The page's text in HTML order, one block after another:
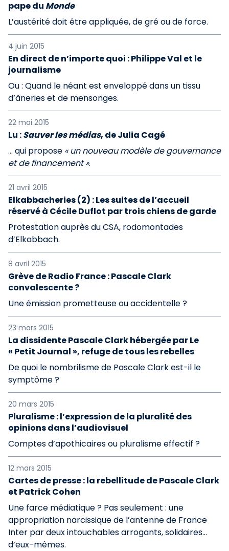
pape du Monde
L’austérité doit être appliquée, de gré ou de force.
4 juin 2015
En direct de n’importe quoi : Philippe Val et le
journalisme
Ou : Quand le néant est enveloppé dans un tissu
d’âneries et de mensonges.
22 mai 2015
Lu :Sauver les médias, de Julia Cagé
… qui propose « un nouveau modèle de gouvernance
et de financement ».
21 avril 2015
Elkabbacheries (2) : Les suites de l’accueil
réservé à Cécile Duflot par trois chiens de garde
Protestation auprès du CSA, rodomontades
d’Elkabbach.
8 avril 2015
Grève de Radio France : Pascale Clark
convalescente ?
Une émission prometteuse ou accidentelle ?
23 mars 2015
La dissidente Pascale Clark hébergée par Le
« Petit Journal », refuge de tous les rebelles
De quoi le nombrilisme de Pascale Clark est-il le
symptôme ?
20 mars 2015
Pluralisme : l’expression de la pluralité des
opinions dans l’audiovisuel
Comptes d’apothicaires ou pluralisme effectif ?
12 mars 2015
Cartes de presse : la rebellitude de Pascale Clark
et Patrick Cohen
Une farce médiatique ? Pas seulement : une
appropriation narcissique de l’antenne de France
Inter par deux intouchables arrogants, solidaires…
d’eux-mêmes.